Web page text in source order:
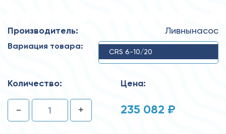
Производитель: Ливнынасос
Вариация товара:
CRS 6-10/20
Количество:
- +
Цена:
235 082 ₽